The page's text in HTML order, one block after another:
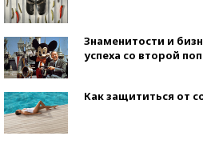
Знаменитости и
успеха со второй
Как защититься от